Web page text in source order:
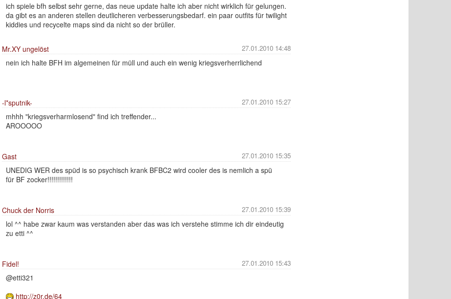
ich spiele bfh selbst sehr gerne, das neue update halte ich aber nicht wirklich für gelungen.
da gibt es an anderen stellen deutlicheren verbesserungsbedarf. ein paar outfits für twilight
kiddies und recycelte maps sind da nicht so der brüller.
27.01.2010 14:48
Mr.XY ungelöst
nein ich halte BFH im algemeinen für müll und auch ein wenig kriegsverherrlichend
27.01.2010 15:27
-l*sputnik-
mhhh "kriegsverharmlosend" find ich treffender...
AROOOOO
27.01.2010 15:35
Gast
UNEDIG WER des spüd is so psychisch krank BFBC2 wird cooler des is nemlich a spü
für BF zocker!!!!!!!!!!!!!
27.01.2010 15:39
Chuck der Norris
lol ^^ habe zwar kaum was verstanden aber das was ich verstehe stimme ich dir eindeutig
zu etti ^^
27.01.2010 15:43
Fidel!
@etti321
http://z0r.de/64